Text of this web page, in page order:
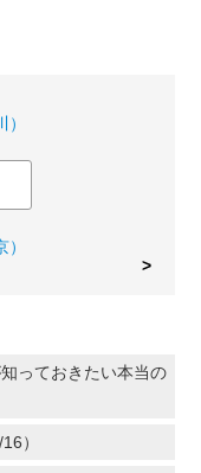
っておきたい本当の
）